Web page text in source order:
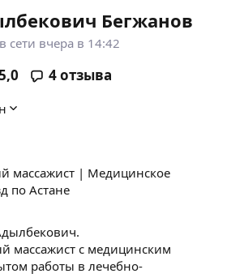
Бегжанов
сети вчера в 14:42
4отзыва
массажист | Медицинское
по Астане
массажист с медицинским
работы в лечебно-